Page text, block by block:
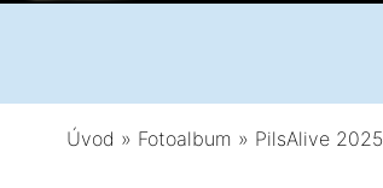
Úvod » Fotoalbum » PilsAlive 2025